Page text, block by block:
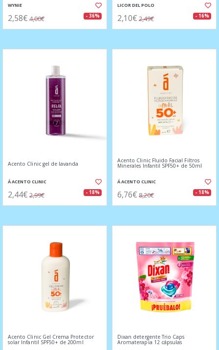
WYNIE
2,58€ 4,00€ - 36%
LICOR DEL POLO
2,10€ 2,49€ - 16%
Acento Clinic gel de lavanda
Á ACENTO CLINIC
2,44€ 2,99€ - 18%
Acento Clinic Fluido Facial Filtros
Minerales Infantil SPF50+ de 50ml
Á ACENTO CLINIC
6,76€ 8,20€ - 18%
Acento Clinic Gel Crema Protector
solar Infantil SPF50+ de 200ml
Dixan detergente Trio Caps
Aromaterapia 12 cápsulas